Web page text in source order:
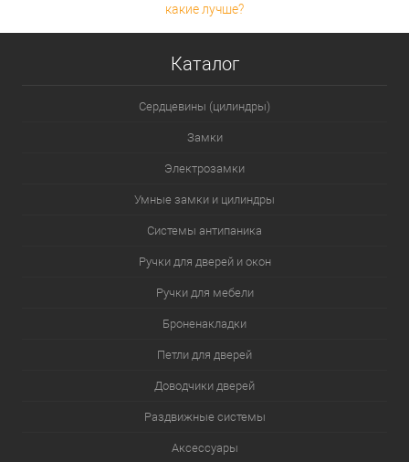
какие лучше?
Каталог
Сердцевины (цилиндры)
Замки
Электрозамки
Умные замки и цилиндры
Системы антипаника
Ручки для дверей и окон
Ручки для мебели
Броненакладки
Петли для дверей
Доводчики дверей
Раздвижные системы
Аксессуары